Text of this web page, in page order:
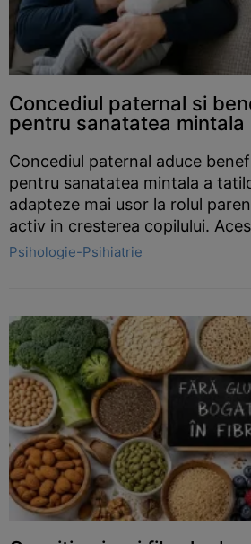
Concediul paternal si
pentru sanatatea mintala
Concediul paternal aduce
pentru sanatatea mintala a
adapteze mai usor la rolul
activ in cresterea copilului.
Psihologie-Psihiatrie